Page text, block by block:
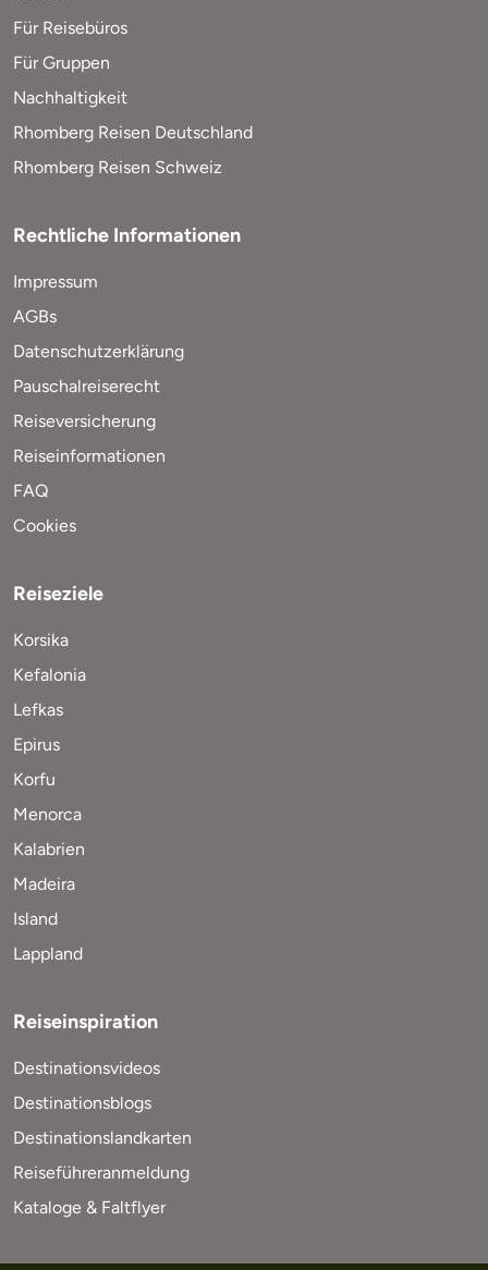
Für Reisebüros
Für Gruppen
Nachhaltigkeit
Rhomberg Reisen Deutschland
Rhomberg Reisen Schweiz
Rechtliche Informationen
Impressum
AGBs
Datenschutzerklärung
Pauschalreiserecht
Reiseversicherung
Reiseinformationen
FAQ
Cookies
Reiseziele
Korsika
Kefalonia
Lefkas
Epirus
Korfu
Menorca
Kalabrien
Madeira
Island
Lappland
Reiseinspiration
Destinationsvideos
Destinationsblogs
Destinationslandkarten
Reiseführeranmeldung
Kataloge & Faltflyer